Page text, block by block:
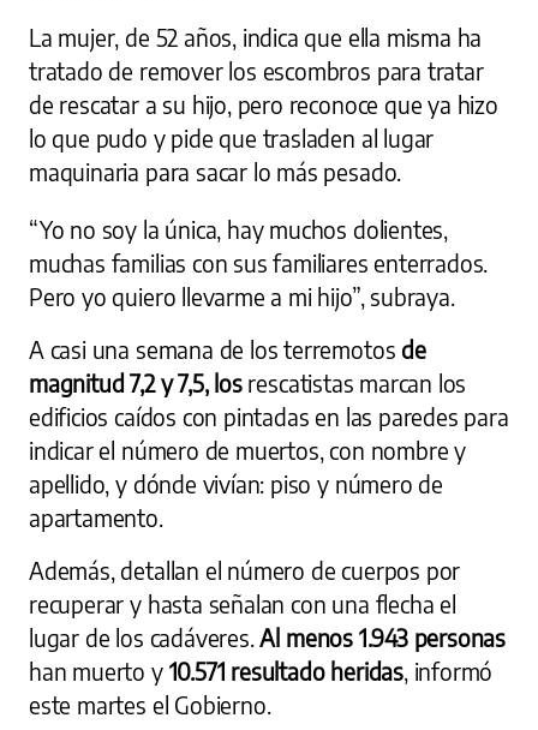
La mujer, de 52 años, indica que ella misma ha
tratado de remover los escombros para tratar
de rescatar a su hijo, pero reconoce que ya hizo
lo que pudo y pide que trasladen al lugar
maquinaria para sacar lo más pesado.
“Yo no soy la única, hay muchos dolientes,
muchas familias con sus familiares enterrados.
Pero yo quiero llevarme a mi hijo”, subraya.
A casi una semana de los terremotos de
magnitud 7,2 y 7,5, losrescatistas marcan los
edificios caídos con pintadas en las paredes para
indicar el número de muertos, con nombre y
apellido, y dónde vivían: piso y número de
apartamento.
Además, detallan el número de cuerpos por
recuperar y hasta señalan con una flecha el
lugar de los cadáveres. Al menos 1.943 personas
han muerto y10.571 resultado heridas, informó
este martes el Gobierno.